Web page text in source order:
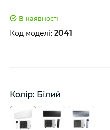
В наявності
Код моделі: 2041
Колір: Білий